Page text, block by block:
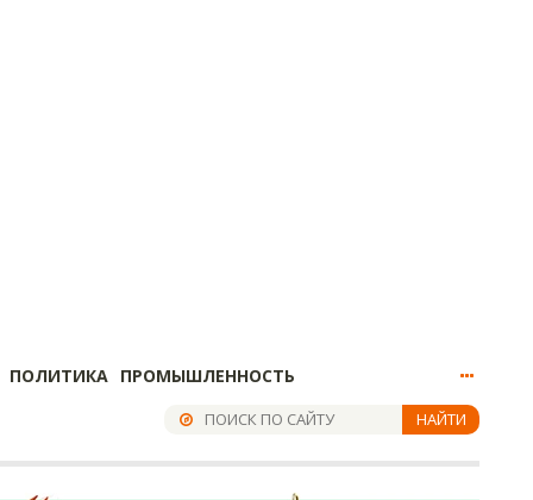
ПОЛИТИКА ПРОМЫШЛЕННОСТЬ
НАЙТИ